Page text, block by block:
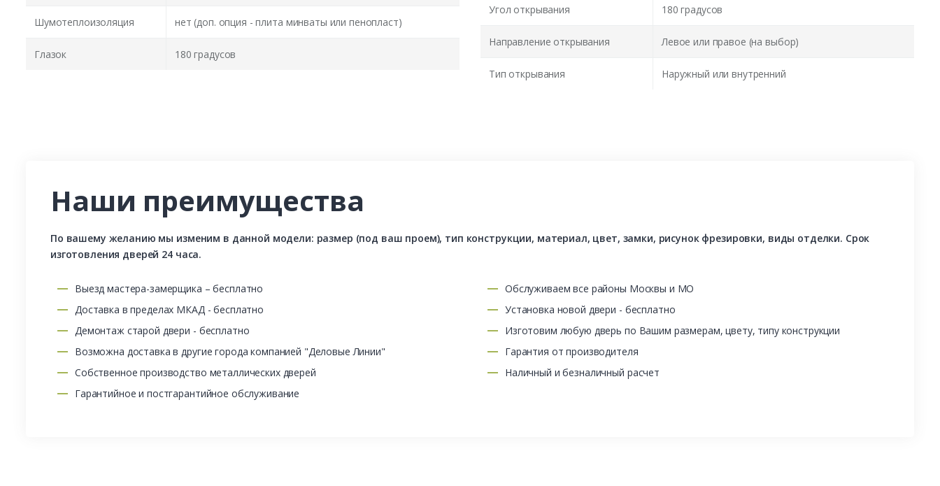
Шумотеплоизоляция нет (доп. опция - плита минваты или пенопласт)
Глазок 180 градусов
Угол открывания 180 градусов
Направление открывания Левое или правое (на выбор)
Тип открывания Наружный или внутренний
Наши преимущества
По вашему желанию мы изменим в данной модели: размер (под ваш проем), тип конструкции, материал, цвет, замки, рисунок фрезировки, виды отделки. Срок
изготовления дверей 24 часа.
Выезд мастера-замерщика – бесплатно
Доставка в пределах МКАД - бесплатно
Демонтаж старой двери - бесплатно
Возможна доставка в другие города компанией "Деловые Линии"
Собственное производство металлических дверей
Гарантийное и постгарантийное обслуживание
Обслуживаем все районы Москвы и МО
Установка новой двери - бесплатно
Изготовим любую дверь по Вашим размерам, цвету, типу конструкции
Гарантия от производителя
Наличный и безналичный расчет